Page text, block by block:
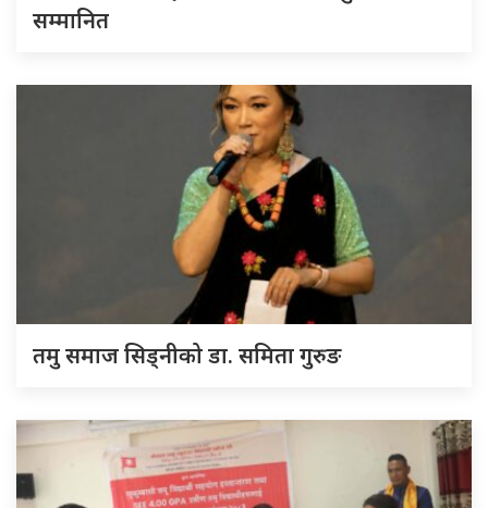
सम्मानित
तमु समाज सिड्नीको डा. समिता गुरुङ